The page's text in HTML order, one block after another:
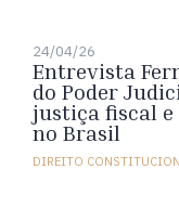
24/04/26
Entrevista
do Poder
justiça fiscal
no Brasil
DIREITO